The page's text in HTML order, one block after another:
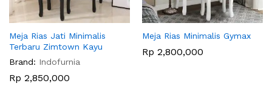
Meja Rias Jati Minimalis
Terbaru Zimtown Kayu
Brand: Indofurnia
Rp 2,850,000
Meja Rias Minimalis Gymax
Rp 2,800,000